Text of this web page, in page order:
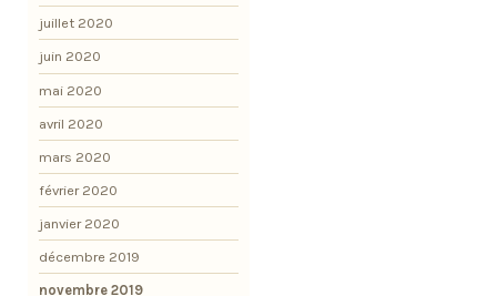
juillet 2020
juin 2020
mai 2020
avril 2020
mars 2020
février 2020
janvier 2020
décembre 2019
novembre 2019